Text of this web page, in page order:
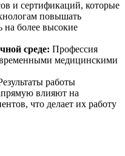
и сертификаций, которые
повышать
на более высокие
среде: Профессия
медицинскими
работы
влияют на
что делает их работу